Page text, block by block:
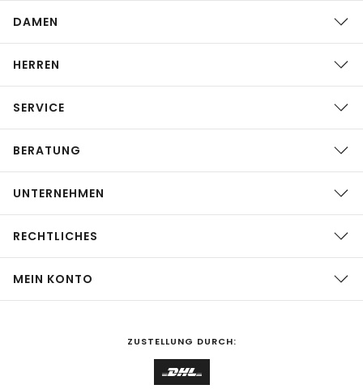
DAMEN
HERREN
SERVICE
BERATUNG
UNTERNEHMEN
RECHTLICHES
MEIN KONTO
ZUSTELLUNG DURCH: